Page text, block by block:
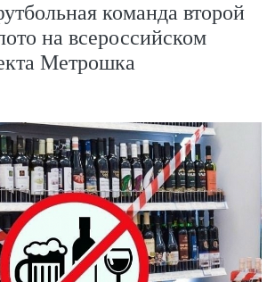
команда второй
на всероссийском
Метрошка